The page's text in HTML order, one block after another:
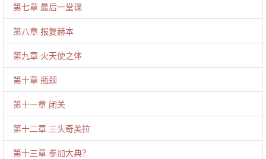
第七章 最后一堂课
第八章 报复赫本
第九章 火天使之体
第十章 瓶颈
第十一章 闭关
第十二章 三头奇美拉
第十三章 参加大典？